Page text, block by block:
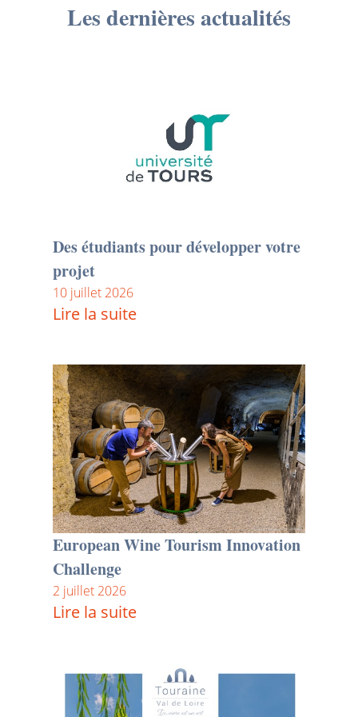
Les dernières actualités
Des étudiants pour développer votre
projet
10 juillet 2026
Lire la suite
European Wine Tourism Innovation
Challenge
2 juillet 2026
Lire la suite